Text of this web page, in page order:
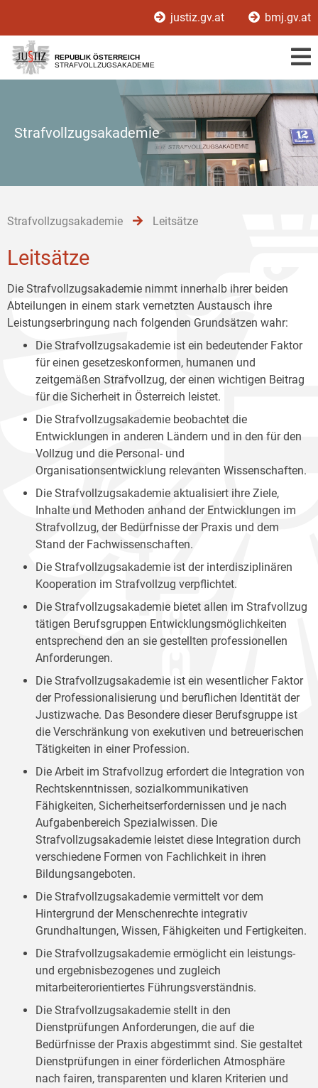
[1]
[2]
[3]
justiz.gv.at bmj.gv.at
REPUBLIK ÖSTERREICH
STRAFVOLLZUGSAKADEMIE
Strafvollzugsakademie
Strafvollzugsakademie Leitsätze
Leitsätze
Die Strafvollzugsakademie nimmt innerhalb ihrer beiden
Abteilungen in einem stark vernetzten Austausch ihre
Leistungserbringung nach folgenden Grundsätzen wahr:
Die Strafvollzugsakademie ist ein bedeutender Faktor
für einen gesetzeskonformen, humanen und
zeitgemäßen Strafvollzug, der einen wichtigen Beitrag
für die Sicherheit in Österreich leistet.
Die Strafvollzugsakademie beobachtet die
Entwicklungen in anderen Ländern und in den für den
Vollzug und die Personal- und
Organisationsentwicklung relevanten Wissenschaften.
Die Strafvollzugsakademie aktualisiert ihre Ziele,
Inhalte und Methoden anhand der Entwicklungen im
Strafvollzug, der Bedürfnisse der Praxis und dem
Stand der Fachwissenschaften.
Die Strafvollzugsakademie ist der interdisziplinären
Kooperation im Strafvollzug verpflichtet.
Die Strafvollzugsakademie bietet allen im Strafvollzug
tätigen Berufsgruppen Entwicklungsmöglichkeiten
entsprechend den an sie gestellten professionellen
Anforderungen.
Die Strafvollzugsakademie ist ein wesentlicher Faktor
der Professionalisierung und beruflichen Identität der
Justizwache. Das Besondere dieser Berufsgruppe ist
die Verschränkung von exekutiven und betreuerischen
Tätigkeiten in einer Profession.
Die Arbeit im Strafvollzug erfordert die Integration von
Rechtskenntnissen, sozialkommunikativen
Fähigkeiten, Sicherheitserfordernissen und je nach
Aufgabenbereich Spezialwissen. Die
Strafvollzugsakademie leistet diese Integration durch
verschiedene Formen von Fachlichkeit in ihren
Bildungsangeboten.
Die Strafvollzugsakademie vermittelt vor dem
Hintergrund der Menschenrechte integrativ
Grundhaltungen, Wissen, Fähigkeiten und Fertigkeiten.
Die Strafvollzugsakademie ermöglicht ein leistungs-
und ergebnisbezogenes und zugleich
mitarbeiterorientiertes Führungsverständnis.
Die Strafvollzugsakademie stellt in den
Dienstprüfungen Anforderungen, die auf die
Bedürfnisse der Praxis abgestimmt sind. Sie gestaltet
Dienstprüfungen in einer förderlichen Atmosphäre
nach fairen, transparenten und klaren Kriterien und